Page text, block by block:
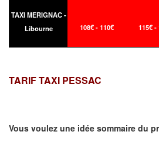
TAXI MERIGNAC -
Libourne
108€ - 110€ 115€ -
TARIF TAXI PESSAC
Vous voulez une idée sommaire du